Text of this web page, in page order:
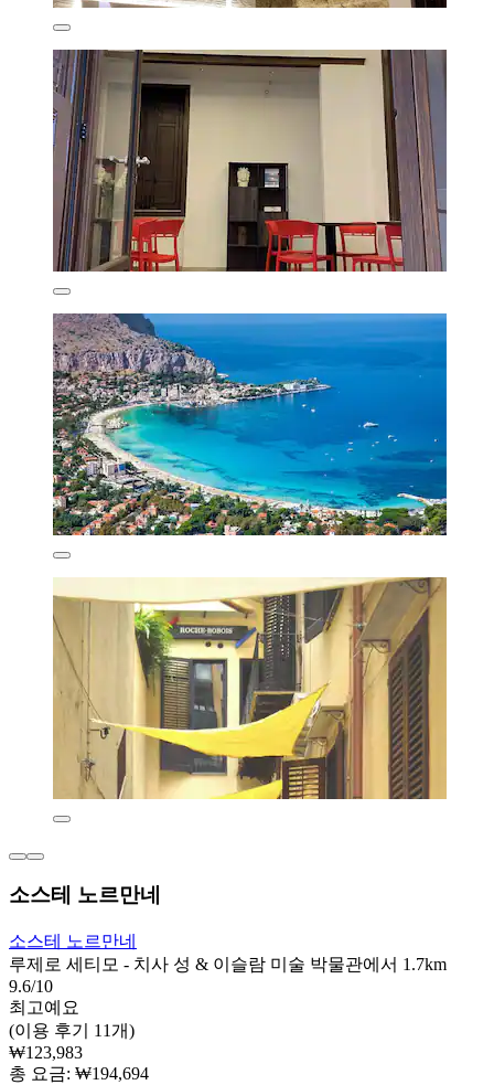
소스테 노르만네
소스테 노르만네
루제로 세티모 - 치사 성 & 이슬람 미술 박물관에서 1.7km
9.6/10
최고예요
(이용 후기 11개)
₩123,983
총 요금: ₩194,694